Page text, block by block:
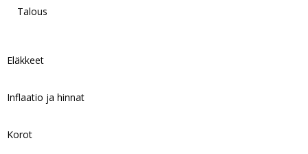
Talous
Eläkkeet
Inflaatio ja hinnat
Korot